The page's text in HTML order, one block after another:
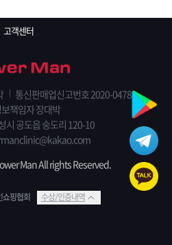
고객센터
통신판매업신고번호 2020-0478
책임자 장대박
시 공도읍 숭도리 120-10
Man All rights Reserved.
쇼핑협회 수상/인증내역